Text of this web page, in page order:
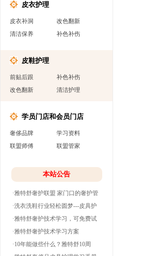
皮衣护理
皮衣补洞
改色翻新
清洁保养
补色补伤
皮鞋护理
前贴后跟
补色补伤
改色翻新
清洁护理
学员门店和会员门店
奢侈品牌
学习资料
联盟师傅
联盟管家
本站公告
·雅特舒奢护联盟 家门口的奢护管
家
·洗衣洗鞋行业轻松圆梦---皮具护
理
·雅特舒奢护技术学习，可免费试
学并分期付款
·雅特舒奢护技术学习方案
·10年能做些什么？雅特舒10周